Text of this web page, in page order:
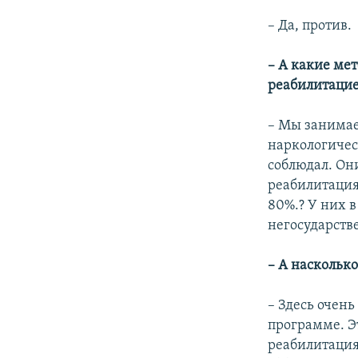
– Да, против.
– А какие
– Мы
соблюдал.
80%.? У них
– А
– Здесь
программе.